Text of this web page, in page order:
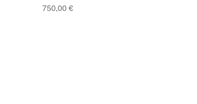
Precio
750,00 €